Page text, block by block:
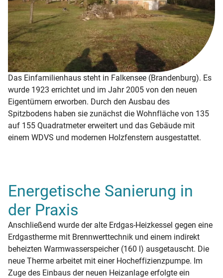
Das Einfamilienhaus steht in Falkensee (Brandenburg). Es
wurde 1923 errichtet und im Jahr 2005 von den neuen
Eigentümern erworben. Durch den Ausbau des
Spitzbodens haben sie zunächst die Wohnfläche von 135
auf 155 Quadratmeter erweitert und das Gebäude mit
einem WDVS und modernen Holzfenstern ausgestattet.
Energetische Sanierung in
der Praxis
Anschließend wurde der alte Erdgas-Heizkessel gegen eine
Erdgastherme mit Brennwerttechnik und einem indirekt
beheizten Warmwasserspeicher (160 l) ausgetauscht. Die
neue Therme arbeitet mit einer Hocheffizienzpumpe. Im
Zuge des Einbaus der neuen Heizanlage erfolgte ein